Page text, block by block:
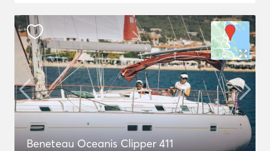
Beneteau Oceanis Clipper 411